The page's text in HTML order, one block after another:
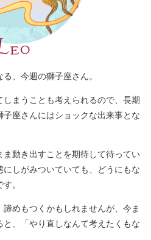
、今週の獅子座さん。
まうことも考えられるので、長期
座さんにはショックな出来事とな
ま動き出すことを期待して待ってい
しがみついていても、どうにもな
。
めもつくかもしれませんが、今ま
、「やり直しなんて考えたくもな